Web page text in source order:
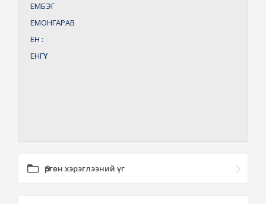
ЕМБЭГ
ЕМОНГАРАВ
ЕН :
ЕНГҮҮ
Өргөн хэрэглээний үг